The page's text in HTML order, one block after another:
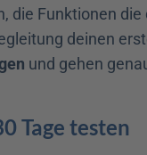
die Funktionen
und gehen
Tage testen